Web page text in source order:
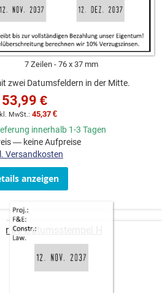
7 Zeilen 76 x 37 mm
zwei Datumsfeldern in der Mitte.
53,99 €
45,37 €
innerhalb 1-3 Tagen
— keine Aufpreise
Versandkosten
anzeigen
60 Datumsstempel H